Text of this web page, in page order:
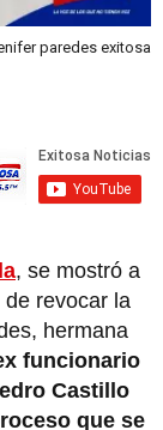
paredes exitosa
, se mostró a
revocar la
hermana
funcionario
Castillo
que se